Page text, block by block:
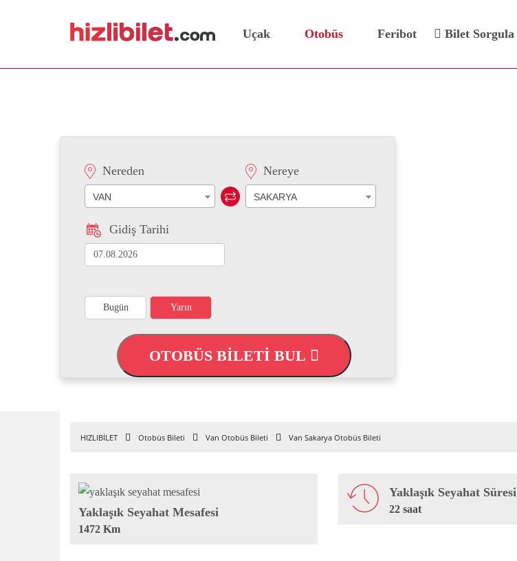
Uçak Otobüs Feribot Bilet Sorgula
Nereden
VAN
Nereye
SAKARYA
Gidiş Tarihi
Bugün Yarın
OTOBÜS BİLETİ BUL
HIZLIBİLET Otobüs Bileti Van Otobüs Bileti Van Sakarya Otobüs Bileti
Yaklaşık Seyahat Mesafesi
1472 Km
Yaklaşık Seyahat Süresi
22 saat